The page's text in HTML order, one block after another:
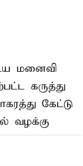
மனைவி
கருத்து
கேட்டு
வழக்கு